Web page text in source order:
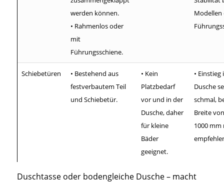
werden können.
• Rahmenlos oder
mit
Führungsschiene.
Modellen
Schiebetüren
• Bestehend aus
festverbautem Teil
und Schiebetür.
• Kein
Platzbedarf
vor und in der
Dusche, daher
für kleine
Bäder
geeignet.
• Einstieg
Dusche
schmal,
Breite
1000 mm
Duschtasse oder bodengleiche Dusche – macht